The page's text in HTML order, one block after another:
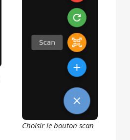
Choisir le bouton scan